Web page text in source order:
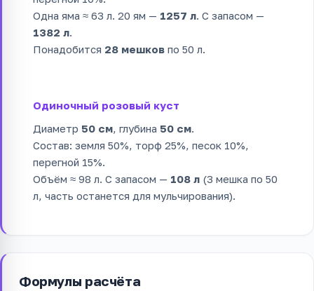
Одна яма ≈ 63 л. 20 ям — 1257 л. С запасом —
1382 л.
Понадобится 28 мешков по 50 л.
Одиночный розовый куст
Диаметр 50 см, глубина 50 см.
Состав: земля 50%, торф 25%, песок 10%,
перегной 15%.
Объём ≈ 98 л. С запасом — 108 л (3 мешка по 50
л, часть останется для мульчирования).
Формулы расчёта